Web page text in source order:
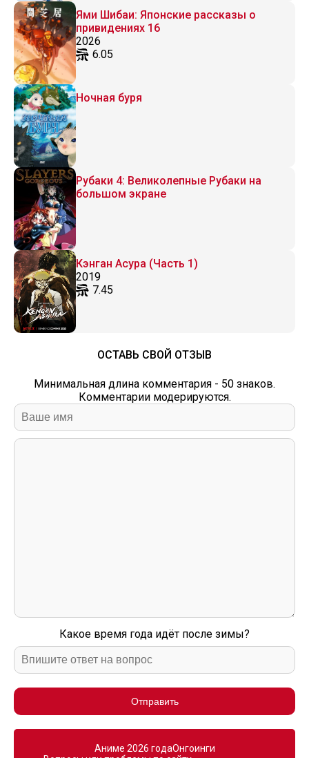
Ями Шибаи: Японские рассказы о
привидениях 16
2026
6.05
Ночная буря
Рубаки 4: Великолепные Рубаки на
большом экране
Кэнган Асура (Часть 1)
2019
7.45
ОСТАВЬ СВОЙ ОТЗЫВ
Минимальная длина комментария - 50 знаков.
Комментарии модерируются.
Какое время года идёт после зимы?
Отправить
Аниме 2026 годаОнгоинги